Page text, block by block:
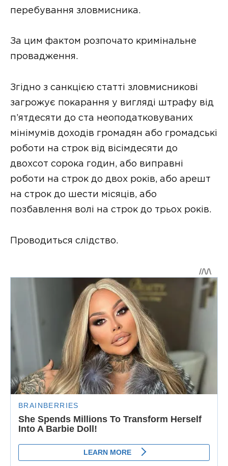
перебування зловмисника.
За цим фактом розпочато кримінальне
провадження.
Згідно з санкцією статті зловмисникові
загрожує покарання у вигляді штрафу від
п’ятдесяти до ста неоподатковуваних
мінімумів доходів громадян або громадські
роботи на строк від вісімдесяти до
двохсот сорока годин, або виправні
роботи на строк до двох років, або арешт
на строк до шести місяців, або
позбавлення волі на строк до трьох років.
Проводиться слідство.